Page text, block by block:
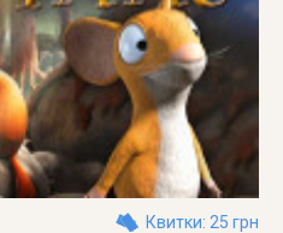
Квитки: 25 грн